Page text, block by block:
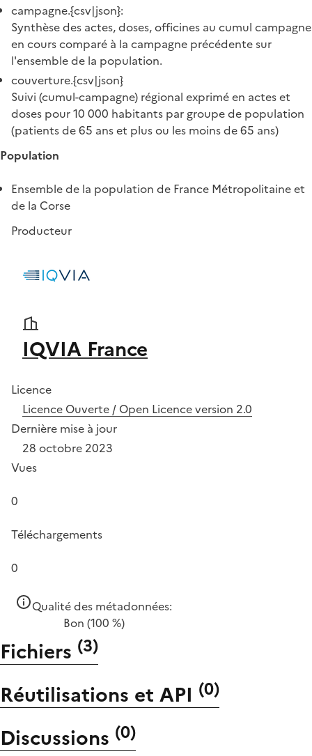
campagne.{csv|json}:
Synthèse des actes, doses, officines au cumul campagne
en cours comparé à la campagne précédente sur
l'ensemble de la population.
couverture.{csv|json}
Suivi (cumul-campagne) régional exprimé en actes et
doses pour 10 000 habitants par groupe de population
(patients de 65 ans et plus ou les moins de 65 ans)
Population
Ensemble de la population de France Métropolitaine et
de la Corse
Producteur
IQVIA France
Licence
Licence Ouverte / Open Licence version 2.0
Dernière mise à jour
28 octobre 2023
Vues
0
Téléchargements
0
Qualité des métadonnées:
Bon (100 %)
Fichiers (3)
Réutilisations et API (0)
Discussions (0)